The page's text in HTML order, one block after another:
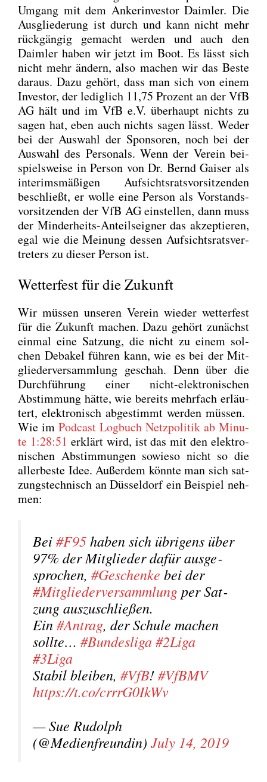
Umgang mit dem Anker­in­ves­tor Daim­ler. Die
Aus­glie­de­rung ist durch und kann nicht mehr
rück­gän­gig gemacht wer­den und auch den
Daim­ler haben wir jetzt im Boot. Es lässt sich
nicht mehr ändern, also machen wir das Bes­te
dar­aus. Dazu gehört, dass man sich von einem
Inves­tor, der ledig­lich 11,75 Pro­zent an der VfB
AG hält und im VfB e.V. über­haupt nichts zu
sagen hat, eben auch nichts sagen lässt. Weder
bei der Aus­wahl der Spon­so­ren, noch bei der
Aus­wahl des Per­so­nals. Wenn der Ver­ein bei­
spiels­wei­se in Per­son von Dr. Bernd Gai­ser als
inte­rims­mä­ßi­gen Auf­sichts­rats­vor­sit­zen­den
beschließt, er wol­le eine Per­son als Vor­stands­
vor­sit­zen­den der VfB AG ein­stel­len, dann muss
der Min­der­heits-Anteils­eig­ner das akzep­tie­ren,
egal wie die Mei­nung des­sen Auf­sichts­rats­ver­
tre­ters zu die­ser Per­son ist.
Wetterfest für die Zukunft
Wir müs­sen unse­ren Ver­ein wie­der wet­ter­fest
für die Zukunft machen. Dazu gehört zunächst
ein­mal eine Sat­zung, die nicht zu einem sol­
chen Deba­kel füh­ren kann, wie es bei der Mit­
glie­der­ver­samm­lung geschah. Denn über die
Durch­füh­rung einer nicht-elek­tro­ni­schen
Abstim­mung hät­te, wie bereits mehr­fach erläu­
tert, elek­tro­nisch abge­stimmt wer­den müs­sen.
Wie im Pod­cast Log­buch Netz­po­li­tik ab Minu­
te 1:28:51 erklärt wird, ist das mit den elek­tro­
ni­schen Abstim­mun­gen sowie­so nicht so die
aller­bes­te Idee. Außer­dem könn­te man sich sat­
zungs­tech­nisch an Düs­sel­dorf ein Bei­spiel neh­
men:
Bei#F95haben sich übri­gens über
97% der Mit­glie­der dafür aus­ge­
spro­chen, #Geschen­ke bei der
#Mit­glie­der­ver­samm­lung per Sat­
zung aus­zu­schlie­ßen.
Ein#Antrag, der Schu­le machen
soll­te… #Bun­des­li­ga#2Liga
#3Liga
Sta­bil blei­ben, #VfB!#VfBMV
https://t.co/crrrG0IkWv
— Sue Rudolph
(@Medienfreundin) July 14, 2019